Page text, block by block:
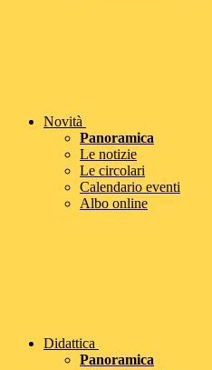
Novità
Panoramica
Le notizie
Le circolari
Calendario eventi
Albo online
Didattica
Panoramica